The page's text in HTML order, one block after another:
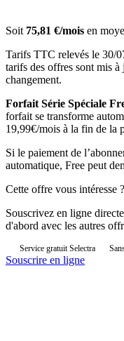
Soit 75,81 €/mois en
Tarifs TTC relevés le 30/
tarifs des offres sont mis
changement.
Forfait Série Spéciale
forfait se transforme
19,99€/mois à la fin de la
Si le paiement de
automatique, Free peut
Cette offre vous intéresse ?
Souscrivez en ligne
d'abord avec les autres
Service gratuit Selectra
Souscrire en ligne